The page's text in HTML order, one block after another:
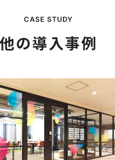
サイズオーダーだけでなく
他の導入事例